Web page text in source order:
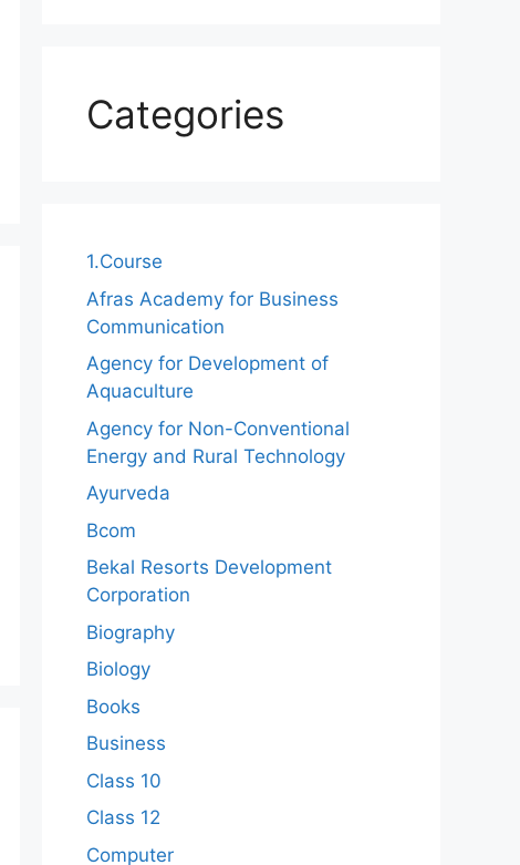
Categories
1.Course
Afras Academy for Business
Communication
Agency for Development of
Aquaculture
Agency for Non-Conventional
Energy and Rural Technology
Ayurveda
Bcom
Bekal Resorts Development
Corporation
Biography
Biology
Books
Business
Class 10
Class 12
Computer